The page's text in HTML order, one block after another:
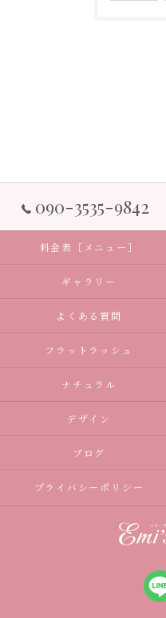
090-3535-9842
料金表［メニュー］
ギャラリー
よくある質問
フラットラッシュ
ナチュラル
デザイン
ブログ
プライバシーポリシー